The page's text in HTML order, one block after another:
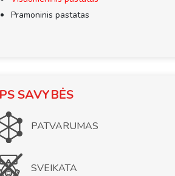
Pramoninis pastatas
SAVYBĖS
PATVARUMAS
SVEIKATA